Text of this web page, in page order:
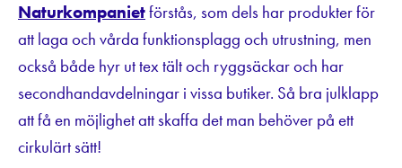
Naturkompanietförstås, som dels har produkter för
att laga och vårda funktionsplagg och utrustning, men
också både hyr ut tex tält och ryggsäckar och har
secondhandavdelningar i vissa butiker. Så bra julklapp
att få en möjlighet att skaffa det man behöver på ett
cirkulärt sätt!